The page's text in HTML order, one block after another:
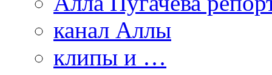
канал Аллы
клипы и …